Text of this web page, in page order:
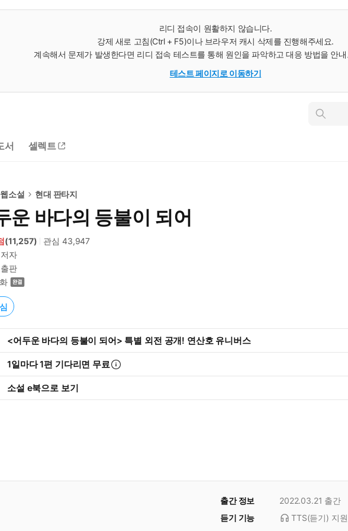
리디 접속이 원활하지 않습니다.
강제 새로 고침(Ctrl + F5)이나 브라우저 캐시 삭제를 진행해주세요.
계속해서 문제가 발생한다면 리디 접속 테스트를 통해 원인을 파악하고 대응 방법을 안
테스트 페이지로 이동하기
인
서 셀렉트
소설 현대 판타지
운 바다의 등불이 되어
(11,257) 관심 43,947
저자
판
<어두운 바다의 등불이 되어> 특별 외전 공개! 연산호 유니버스
1일마다1편 기다리면 무료
소설 e북으로 보기
출간 정보 2022.03.21 출간
듣기 기능
TTS(듣기) 지원